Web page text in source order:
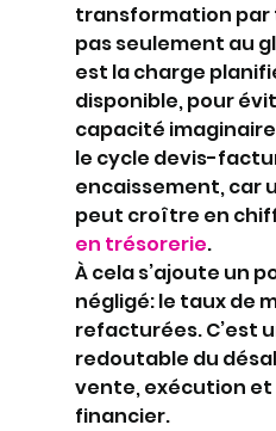
transformation par
pas seulement au
est la charge
disponible, pour
capacité
le cycle devis-
encaissement, car
peut croître en
en trésorerie.
À cela s’ajoute un
négligé: le taux de
refacturées. C’est
redoutable du
vente, exécution
financier.